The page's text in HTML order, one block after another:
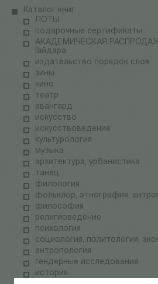
Каталог книг
ЛОТЫ
подарочные сертификаты
АКАДЕМИЧЕСКАЯ РАСПРОДАЖА ВШЭ /
Гайдара
издательство порядок слов
зины
кино
театр
авангард
искусство
искусствоведение
культурология
музыка
архитектура, урбанистика
танец
филология
фольклор, этнография,
философия
религиоведение
психология
социология, политология,
антропология
гендерные исследования
история